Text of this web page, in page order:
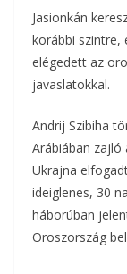
Jasionkán
korábbi szintre,
elégedett az
javaslatokkal.
Andrij Szibiha
Arábiában zajló
Ukrajna
ideiglenes, 30
háborúban
Oroszország